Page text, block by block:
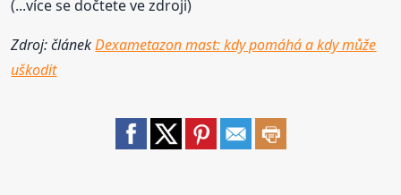
(...více se dočtete ve zdroji)
Zdroj: článekDexametazon mast: kdy pomáhá a kdy může
uškodit